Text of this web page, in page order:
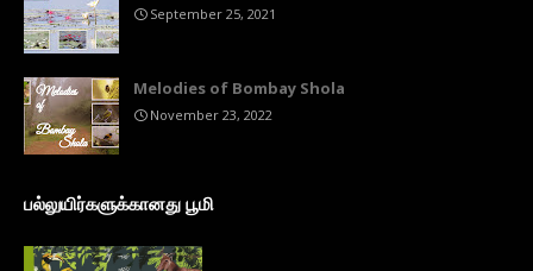
September 25, 2021
Melodies of Bombay Shola
November 23, 2022
பல்லுயிர்களுக்கானது பூமி